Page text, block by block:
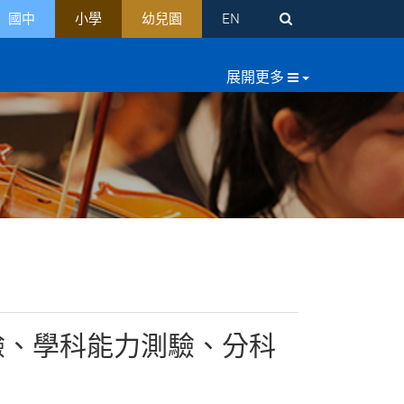
國中 小學 幼兒園 EN
學科能力測驗、分科